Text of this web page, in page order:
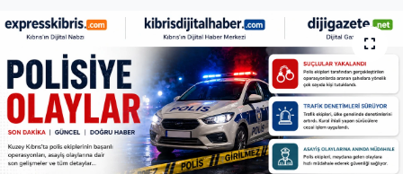
Güncel
Gündem
KKTC
KKTC YEREL SEÇİM 2018